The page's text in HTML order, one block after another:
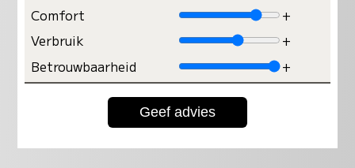
Comfort
+
Verbruik
+
Betrouwbaarheid
+